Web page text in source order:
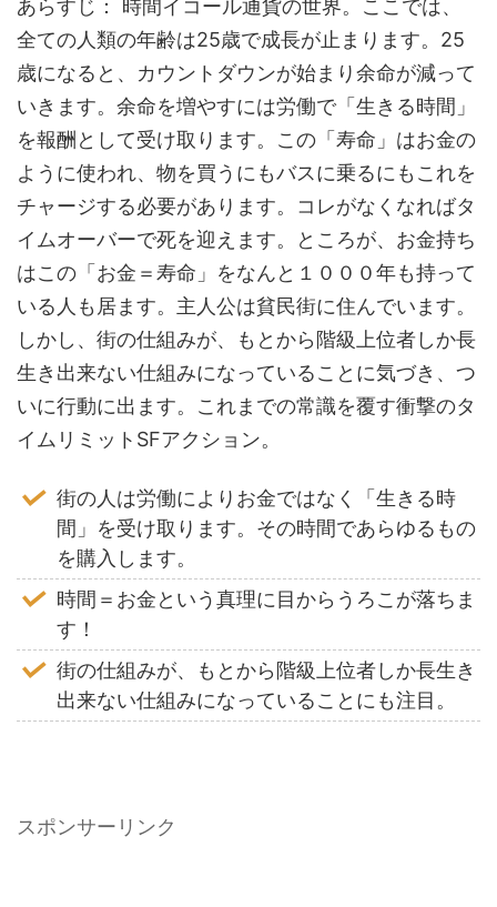
あらすじ： 時間イコール通貨の世界。ここでは、
全ての人類の年齢は25歳で成長が止まります。25
歳になると、カウントダウンが始まり余命が減って
いきます。余命を増やすには労働で「生きる時間」
を報酬として受け取ります。この「寿命」はお金の
ように使われ、物を買うにもバスに乗るにもこれを
チャージする必要があります。コレがなくなればタ
イムオーバーで死を迎えます。ところが、お金持ち
はこの「お金＝寿命」をなんと１０００年も持って
いる人も居ます。主人公は貧民街に住んでいます。
しかし、街の仕組みが、もとから階級上位者しか長
生き出来ない仕組みになっていることに気づき、つ
いに行動に出ます。これまでの常識を覆す衝撃のタ
イムリミットSFアクション。
街の人は労働によりお金ではなく「生きる時
間」を受け取ります。その時間であらゆるもの
を購入します。
時間＝お金という真理に目からうろこが落ちま
す！
街の仕組みが、もとから階級上位者しか長生き
出来ない仕組みになっていることにも注目。
スポンサーリンク